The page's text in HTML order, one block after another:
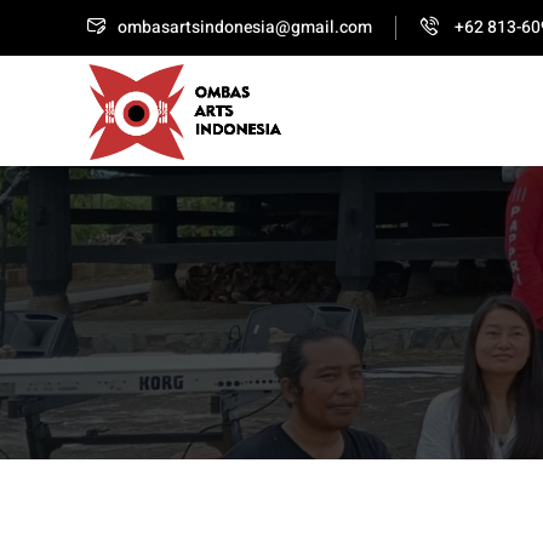
ombasartsindonesia@gmail.com +62 813-